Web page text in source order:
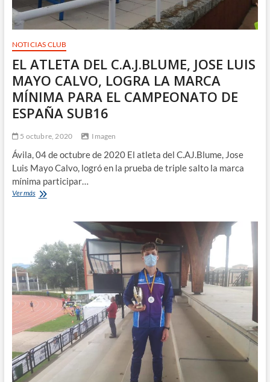
NOTICIAS CLUB
EL ATLETA DEL C.A.J.BLUME, JOSE LUIS
MAYO CALVO, LOGRA LA MARCA
MÍNIMA PARA EL CAMPEONATO DE
ESPAÑA SUB16
5 octubre, 2020 Imagen
Ávila, 04 de octubre de 2020 El atleta del C.AJ.Blume, Jose
Luis Mayo Calvo, logró en la prueba de triple salto la marca
mínima participar…
Ver másEL
C.A.J.BLUME,
LUIS
MAYO
CALVO,
LOGRA
LA
MARCA
MÍNIMA
PARA
EL
CAMPEONATO
DE
ESPAÑA
SUB16